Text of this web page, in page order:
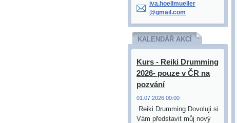
iva.hoel lmueller
@gmail.com
KALENDÁŘ AKCÍ
Kurs - Reiki Drumming
2026- pouze v ČR na
pozvání
01.07.2026 00:00
Reiki Drumming Dovoluji si
Vám představit můj nový